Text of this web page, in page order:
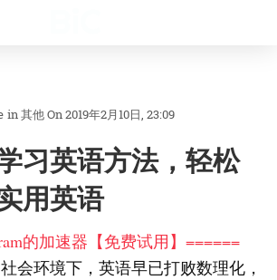
in其他On 2019年2月10日, 23:09
习英语方法，轻松
用英语
的加速器【免费试用】======
会环境下，英语早已打败数理化，